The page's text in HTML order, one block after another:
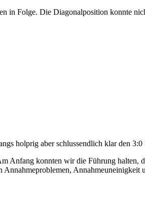
in Folge. Die Diagonalposition konnte
holprig aber schlussendlich klar den 3:0
Anfang konnten wir die Führung halten,